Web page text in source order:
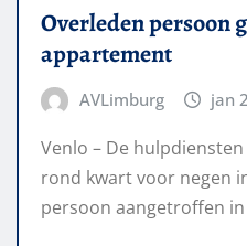
Overleden persoon
appartement
AVLimburg jan
Venlo – De
rond kwart voor negen
persoon aangetroffen